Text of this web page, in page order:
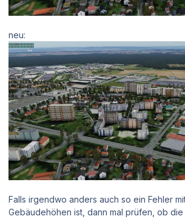
neu:
Falls irgendwo anders auch so ein Fehler
Gebäudehöhen ist, dann mal prüfen, ob